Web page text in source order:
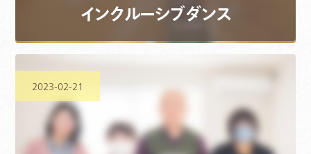
インクルーシブダンス
2023-02-21